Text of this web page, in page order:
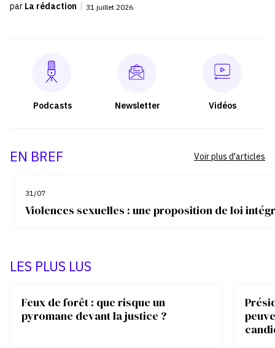
par La rédaction 31 juillet 2026
Podcasts Newsletter Vidéos
EN BREF
31/07
Violences sexuelles : une proposition de loi
Voir plus d'articles
LES PLUS LUS
Feux de forêt : que risque un
pyromane devant la justice ?